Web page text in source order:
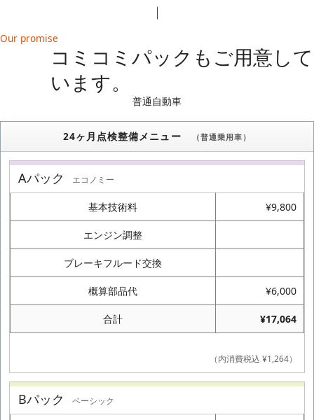
Our promise
コミコミパックもご用意して
います。
普通自動車
24ヶ月点検整備メニュー （普通乗用車）
Aパック エコノミー
基本技術料 ¥9,800
エンジン調整
ブレーキフルード交換
概算部品代 ¥6,000
合計 ¥17,064
（内消費税込 ¥1,264）
Bパック ベーシック